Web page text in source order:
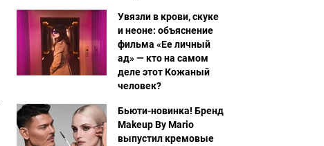
Увязли в крови, скуке
и неоне: объяснение
фильма «Ее личный
ад» — кто на самом
деле этот Кожаный
человек?
Бьюти-новинка! Бренд
Makeup By Mario
выпустил кремовые